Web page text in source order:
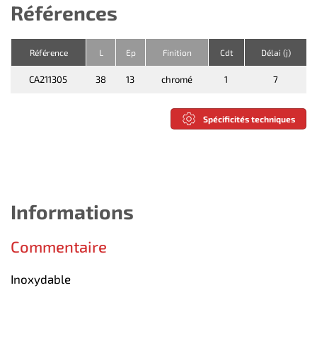
Références
Référence L Ep Finition Cdt Délai (j)
CA211305 38 13 chromé 1 7
Spécificités techniques
Informations
Commentaire
Inoxydable